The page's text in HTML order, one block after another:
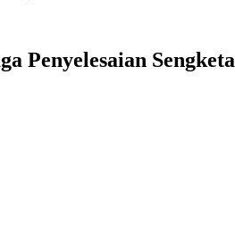
Penyelesaian Sengketa